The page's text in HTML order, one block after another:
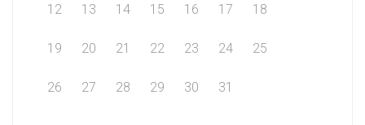
12 13 14 15 16 17 18
19 20 21 22 23 24 25
26 27 28 29 30 31